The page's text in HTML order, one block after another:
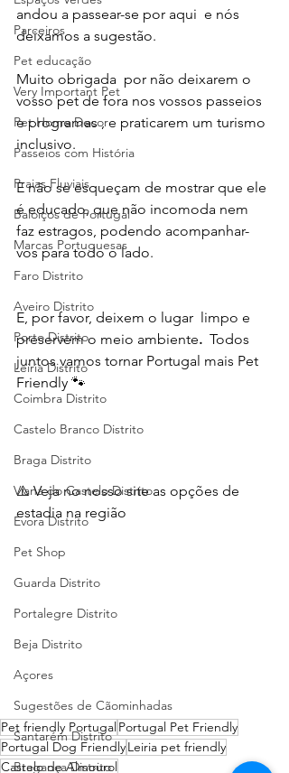
Parceiros
Pet educação
Very Important Pet
Pet Home Decor
Passeios com História
Praias Fluviais
Baloiços de Portugal
Marcas Portuguesas
Faro Distrito
Aveiro Distrito
Porto Distrito
Leiria Distrito
Coimbra Distrito
Castelo Branco Distrito
Braga Distrito
Viana do Castelo Distrito
Évora Distrito
Pet Shop
Guarda Distrito
Portalegre Distrito
Beja Distrito
Açores
Sugestões de Cãominhadas
Santarém Distrito
Bragança Distrito
andou a passear-se por aqui  e nós
deixamos a sugestão.
Muito obrigada  por não deixarem o
vosso pet de fora nos vossos passeios
e programas , e praticarem um turismo
inclusivo.
E não se esqueçam de mostrar que ele
é educado, que não incomoda nem
faz estragos, podendo acompanhar-
vos para todo o lado.
E, por favor, deixem o lugar  limpo e
preservem o meio ambiente. Todos
juntos vamos tornar Portugal mais Pet
Friendly 🐾
⚠️ Veja no nosso site as opções de
estadia na região
Pet friendly PortugalPortugal Pet Friendly
Portugal Dog FriendlyLeiria pet friendly
Castelo de Almourol